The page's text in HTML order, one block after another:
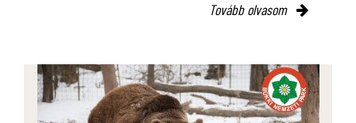
Tovább olvasom